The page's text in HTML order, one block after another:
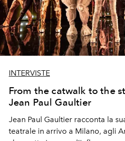
INTERVISTE
From the catwalk to the
Jean Paul Gaultier
Jean Paul Gaultier racconta la
teatrale in arrivo a Milano, agli